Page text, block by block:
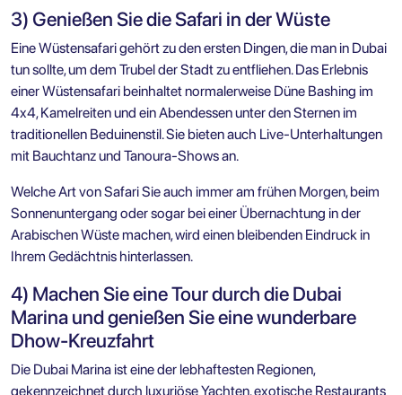
3) Genießen Sie die Safari in der Wüste
Eine Wüstensafari gehört zu den ersten Dingen, die man in Dubai
tun sollte, um dem Trubel der Stadt zu entfliehen. Das Erlebnis
einer Wüstensafari beinhaltet normalerweise Düne Bashing im
4x4, Kamelreiten und ein Abendessen unter den Sternen im
traditionellen Beduinenstil. Sie bieten auch Live-Unterhaltungen
mit Bauchtanz und Tanoura-Shows an.
Welche Art von Safari Sie auch immer am frühen Morgen, beim
Sonnenuntergang oder sogar bei einer Übernachtung in der
Arabischen Wüste machen, wird einen bleibenden Eindruck in
Ihrem Gedächtnis hinterlassen.
4) Machen Sie eine Tour durch die Dubai
Marina und genießen Sie eine wunderbare
Dhow-Kreuzfahrt
Die Dubai Marina ist eine der lebhaftesten Regionen,
gekennzeichnet durch luxuriöse Yachten, exotische Restaurants